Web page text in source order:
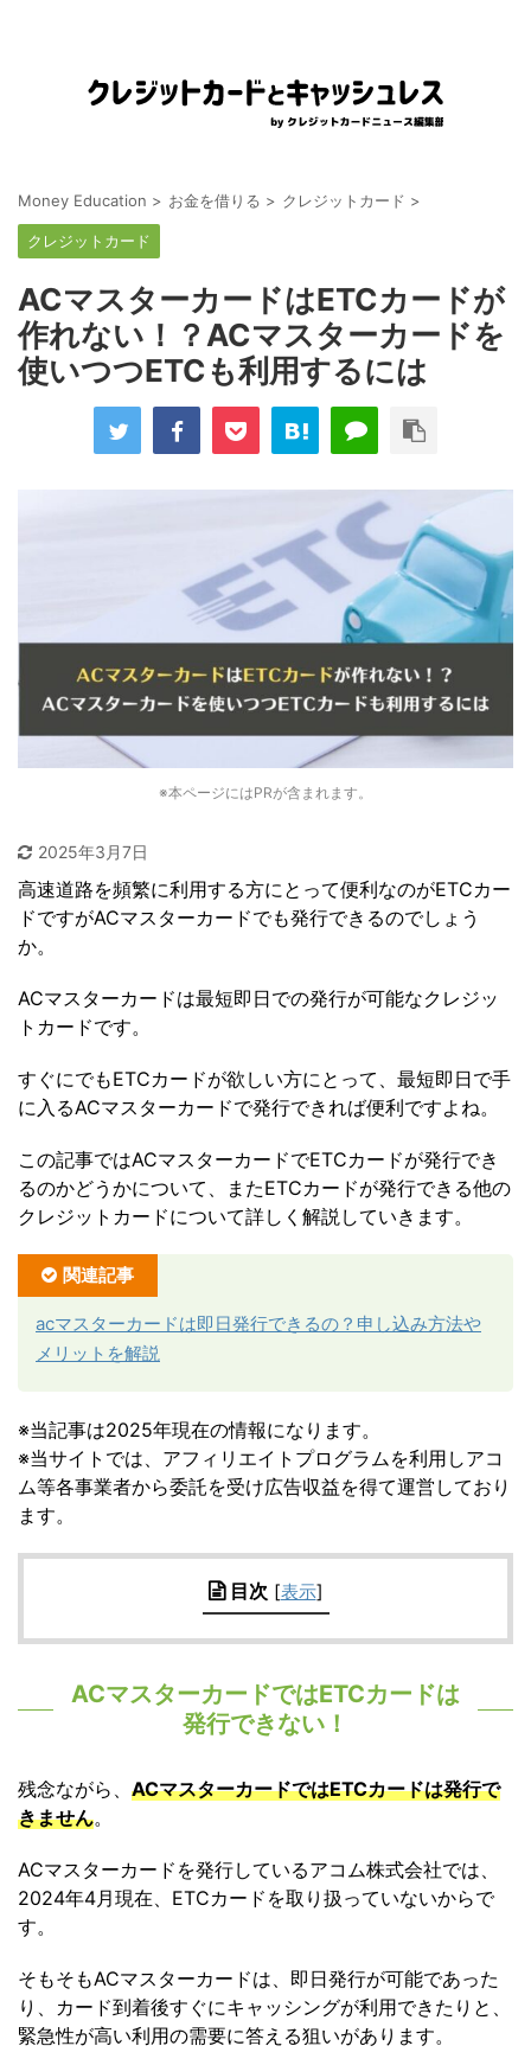
Money Education > お金を借りる > クレジットカード >
クレジットカード
ACマスターカードはETCカードが
作れない！？ACマスターカードを
使いつつETCも利用するには
※本ページにはPRが含まれます。
2025年3月7日
高速道路を頻繁に利用する方にとって便利なのがETCカー
ドですがACマスターカードでも発行できるのでしょう
か。
ACマスターカードは最短即日での発行が可能なクレジッ
トカードです。
すぐにでもETCカードが欲しい方にとって、最短即日で手
に入るACマスターカードで発行できれば便利ですよね。
この記事ではACマスターカードでETCカードが発行でき
るのかどうかについて、またETCカードが発行できる他の
クレジットカードについて詳しく解説していきます。
関連記事
acマスターカードは即日発行できるの？申し込み方法や
メリットを解説
※当記事は2025年現在の情報になります。
※当サイトでは、アフィリエイトプログラムを利用しアコ
ム等各事業者から委託を受け広告収益を得て運営しており
ます。
目次 [表示]
ACマスターカードではETCカードは
発行できない！
残念ながら、 ACマスターカードではETCカードは発行で
きません。
ACマスターカードを発行しているアコム株式会社では、
2024年4月現在、ETCカードを取り扱っていないからで
す。
そもそもACマスターカードは、即日発行が可能であった
り、カード到着後すぐにキャッシングが利用できたりと、
緊急性が高い利用の需要に答える狙いがあります。